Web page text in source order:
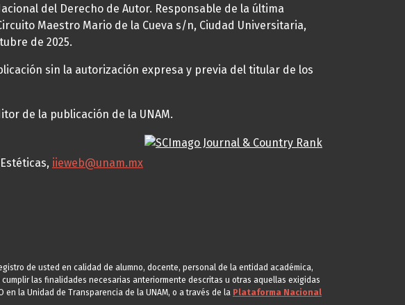
del Derecho de Autor. Responsable de la última
Maestro Mario de la Cueva s/n, Ciudad Universitaria,
de 2025.
sin la autorización expresa y previa del titular de los
de la publicación de la UNAM.
iieweb@unam.mx
de usted en calidad de alumno, docente, personal de la entidad académica,
las finalidades necesarias anteriormente descritas u otras aquellas exigidas
la Unidad de Transparencia de la UNAM, o a través de la Plataforma Nacional